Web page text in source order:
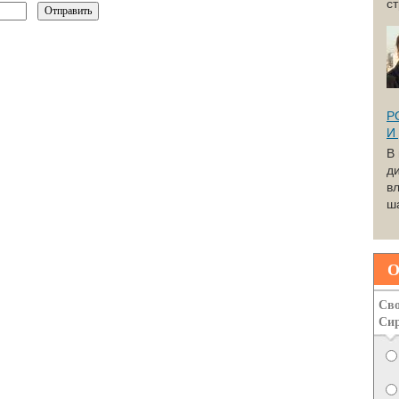
И
В